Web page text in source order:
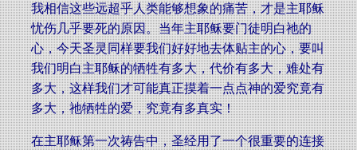
我相信这些远超乎人类能够想象的痛苦，才是主耶稣
忧伤几乎要死的原因。当年主耶稣要门徒明白祂的
心，今天圣灵同样要我们好好地去体贴主的心，要叫
我们明白主耶稣的牺牲有多大，代价有多大，难处有
多大，这样我们才可能真正摸着一点点神的爱究竟有
多大，祂牺牲的爱，究竟有多真实！
在主耶稣第一次祷告中，圣经用了一个很重要的连接